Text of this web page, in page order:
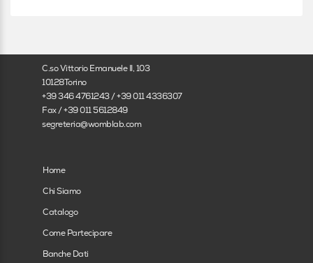
Altro
Altro
Specializzando
C.so Vittorio Emanuele II, 103
10128Torino
+39 346 4761243 / +39 011 4336307
Fax / +39 011 5612849
segreteria@womblab.com
Home
Chi Siamo
Catalogo
Come Partecipare
Banche Dati